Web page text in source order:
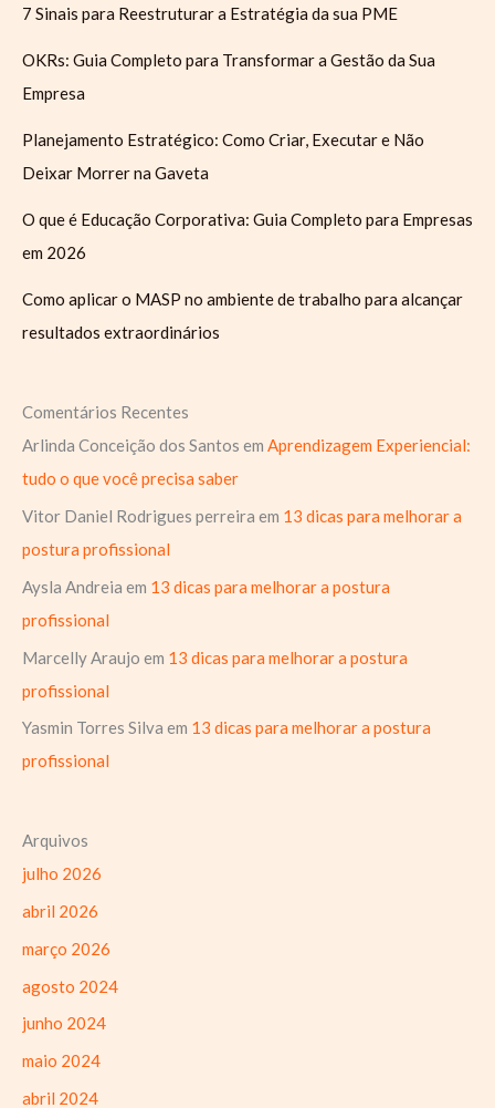
7 Sinais para Reestruturar a Estratégia da sua PME
OKRs: Guia Completo para Transformar a Gestão da Sua
Empresa
Planejamento Estratégico: Como Criar, Executar e Não
Deixar Morrer na Gaveta
O que é Educação Corporativa: Guia Completo para Empresas
em 2026
Como aplicar o MASP no ambiente de trabalho para alcançar
resultados extraordinários
Comentários Recentes
Arlinda Conceição dos Santos em Aprendizagem Experiencial:
tudo o que você precisa saber
Vitor Daniel Rodrigues perreira em 13 dicas para melhorar a
postura profissional
Aysla Andreia em 13 dicas para melhorar a postura
profissional
Marcelly Araujo em 13 dicas para melhorar a postura
profissional
Yasmin Torres Silva em 13 dicas para melhorar a postura
profissional
Arquivos
julho 2026
abril 2026
março 2026
agosto 2024
junho 2024
maio 2024
abril 2024